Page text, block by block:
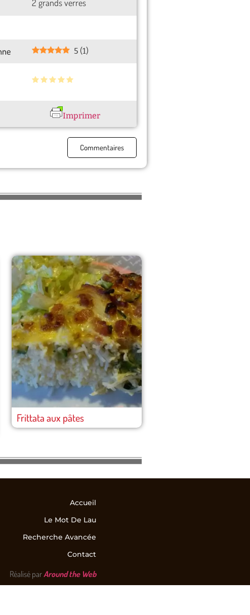
2 grands verres
5 (1)
Imprimer
Commentaires
Frittata aux pâtes
Accueil
Le Mot De Lau
Recherche Avancée
Contact
Réalisé parAround the Web